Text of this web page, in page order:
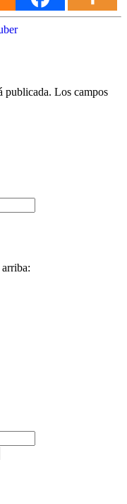
publicada. Los campos